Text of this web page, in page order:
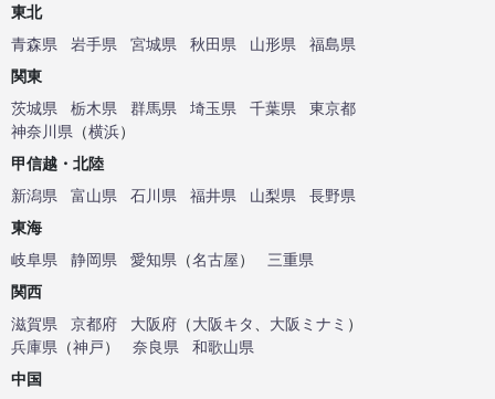
東北
青森県
岩手県 宮城県 秋田県 山形県
福島県
関東
茨城県
栃木県 群馬県 埼玉県 千葉県
東京都
神奈川県 （横浜）
甲信越・北陸
新潟県
富山県 石川県 福井県 山梨県
長野県
東海
岐阜県
静岡県 愛知県 （名古屋）
三重県
関西
滋賀県
京都府 大阪府 （大阪キタ 大阪ミナミ ）
兵庫県 （神戸） 奈良県
和歌山県
中国